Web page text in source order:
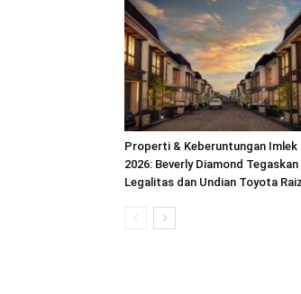
‎Properti & Keberuntungan Imlek
2026: Beverly ‎Diamond Tegaskan
Legalitas dan Undian Toyota